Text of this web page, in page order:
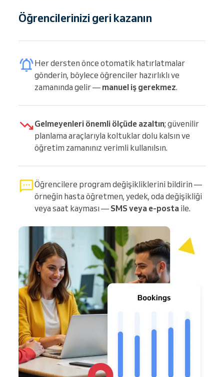
Öğrencilerinizi geri kazanın
Her dersten önce otomatik hatırlatmalar
gönderin, böylece öğrenciler hazırlıklı ve
zamanında gelir — manuel iş gerekmez.
Gelmeyenleri önemli ölçüde azaltın; güvenilir
planlama araçlarıyla koltuklar dolu kalsın ve
öğretim zamanınız verimli kullanılsın.
Öğrencilere program değişikliklerini bildirin —
örneğin hasta öğretmen, yedek, oda değişikliği
veya saat kayması — SMS veya e-posta ile.